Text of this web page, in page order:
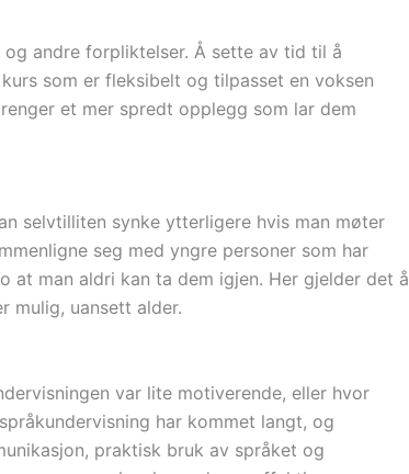
andre forpliktelser. Å sette av tid til å
som er fleksibelt og tilpasset en voksen
et mer spredt opplegg som lar dem
selvtilliten synke ytterligere hvis man møter
seg med yngre personer som har
man aldri kan ta dem igjen. Her gjelder det å
mulig, uansett alder.
var lite motiverende, eller hvor
har kommet langt, og
praktisk bruk av språket og